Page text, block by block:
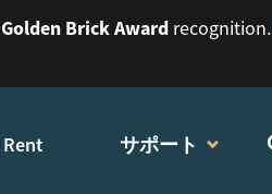
Golden Brick Award recognition.
Rent サポート